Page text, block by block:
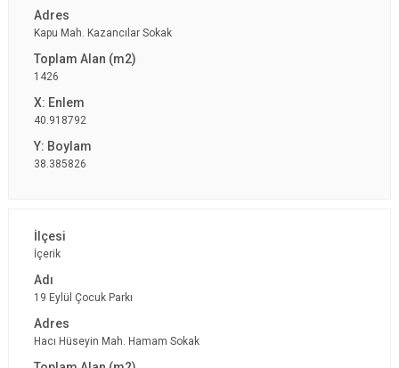
Kapu Mah. Kazancılar Sokak
1426
40.918792
38.385826
İçerik
19 Eylül Çocuk Parkı
Hacı Hüseyin Mah. Hamam Sokak